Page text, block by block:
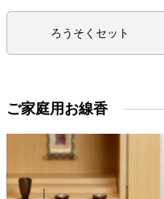
ろうそくセット
ご家庭用お線香